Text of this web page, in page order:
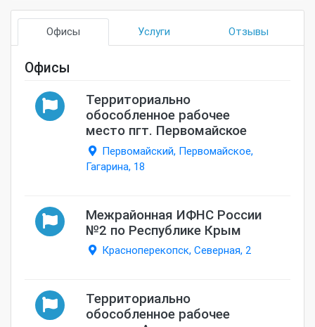
Офисы Услуги Отзывы
Офисы
Территориально
обособленное рабочее
место пгт. Первомайское
Первомайский, Первомайское,
Гагарина, 18
Межрайонная ИФНС России
№2 по Республике Крым
Красноперекопск, Северная, 2
Территориально
обособленное рабочее